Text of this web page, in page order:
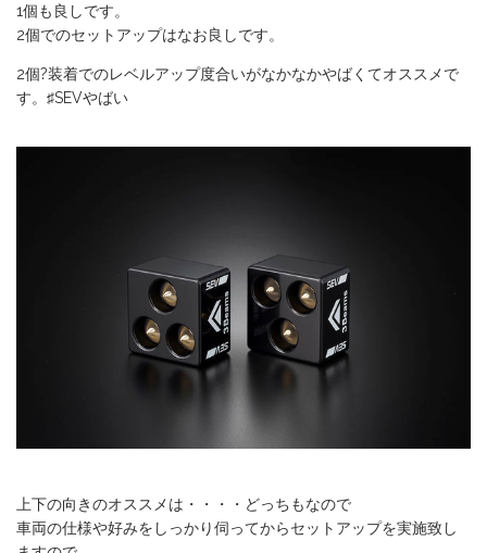
1個も良しです。
2個でのセットアップはなお良しです。
2個?装着でのレベルアップ度合いがなかなかやばくてオススメで
す。♯SEVやばい
上下の向きのオススメは・・・・どっちもなので
車両の仕様や好みをしっかり伺ってからセットアップを実施致し